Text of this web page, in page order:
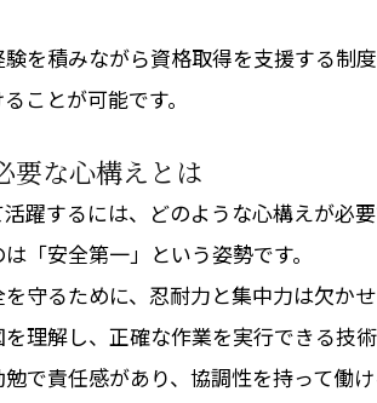
を積みながら資格取得を支援する制
ことが可能です。
要な心構えとは
躍するには、どのような心構えが必
「安全第一」という姿勢です。
守るために、忍耐力と集中力は欠かせ
理解し、正確な作業を実行できる技術
で責任感があり、協調性を持って働け